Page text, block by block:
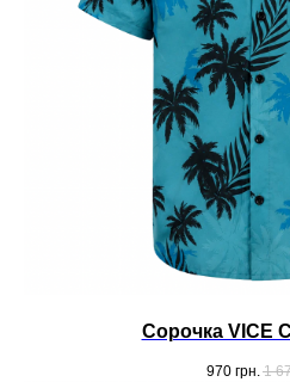
Сорочка VICE
970 грн. 1